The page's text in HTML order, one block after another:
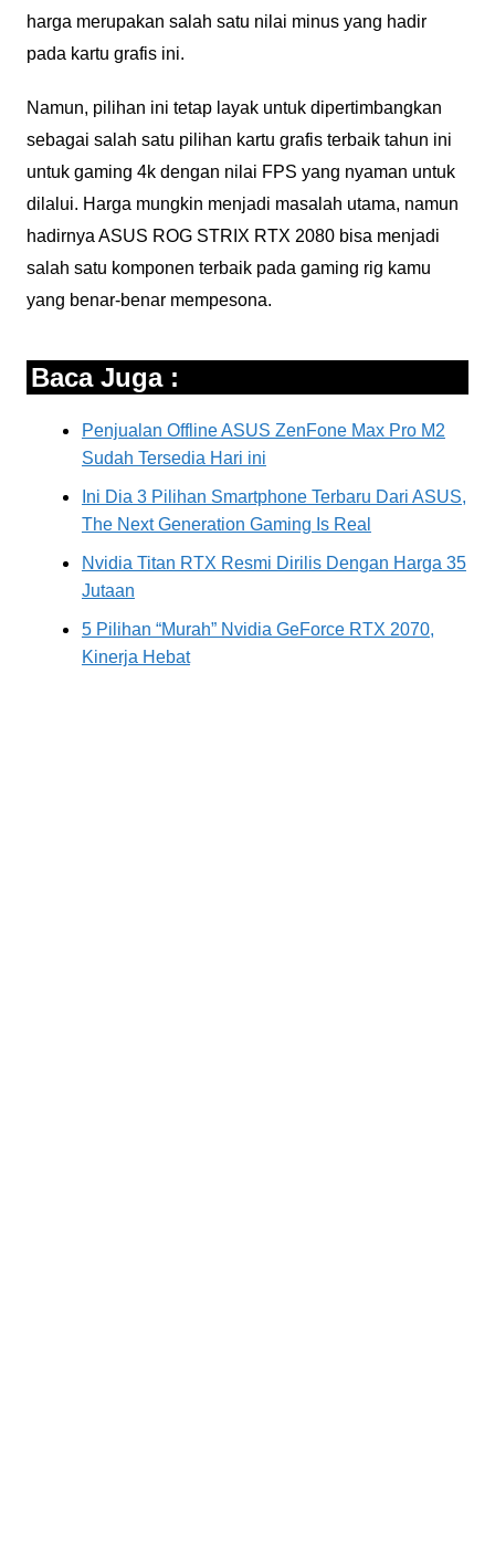
harga merupakan salah satu nilai minus yang hadir
pada kartu grafis ini.
Namun, pilihan ini tetap layak untuk dipertimbangkan
sebagai salah satu pilihan kartu grafis terbaik tahun ini
untuk gaming 4k dengan nilai FPS yang nyaman untuk
dilalui. Harga mungkin menjadi masalah utama, namun
hadirnya ASUS ROG STRIX RTX 2080 bisa menjadi
salah satu komponen terbaik pada gaming rig kamu
yang benar-benar mempesona.
Baca Juga :
Penjualan Offline ASUS ZenFone Max Pro M2
Sudah Tersedia Hari ini
Ini Dia 3 Pilihan Smartphone Terbaru Dari ASUS,
The Next Generation Gaming Is Real
Nvidia Titan RTX Resmi Dirilis Dengan Harga 35
Jutaan
5 Pilihan “Murah” Nvidia GeForce RTX 2070,
Kinerja Hebat